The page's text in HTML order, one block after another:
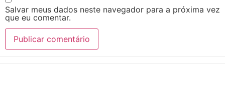
Salvar meus dados neste navegador para a próxima vez
que eu comentar.